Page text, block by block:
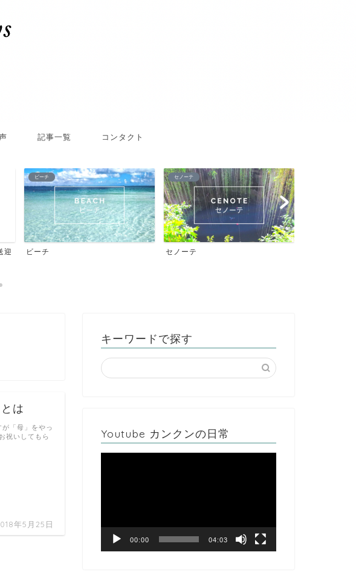
記事一覧 コンタクト
迎
ビーチ
ビーチ
セノーテ
セノーテ
は
年5月25日
「母」をやっ
祝いしてもら
キーワードで探す
Youtube カンクンの日常
00:00 04:03